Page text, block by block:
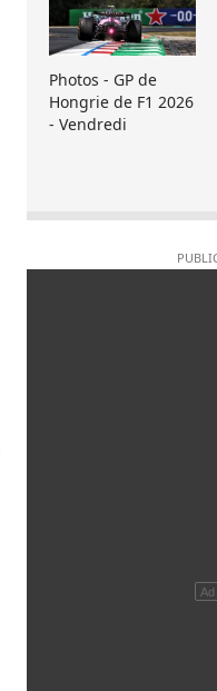
Photos - GP de
Hongrie de F1 2026
- Vendredi